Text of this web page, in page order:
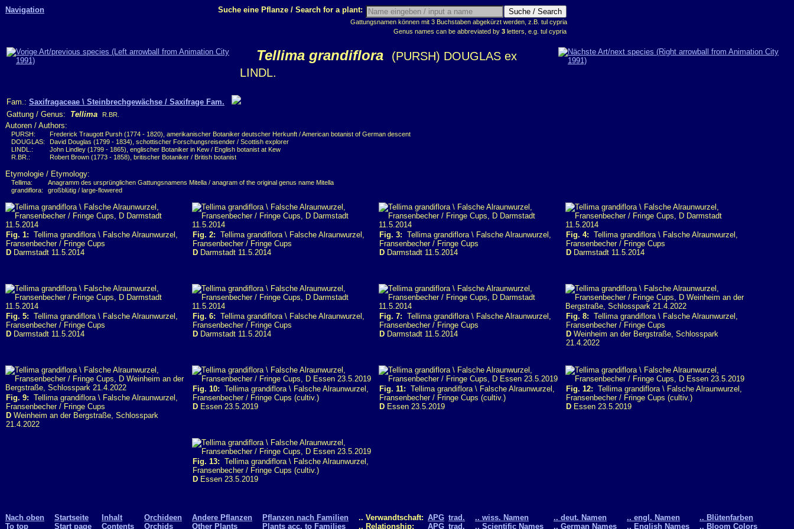
Navigation Suche eine Pflanze / Search for a plant:
Gattungsnamen können mit 3 Buchstaben abgekürzt werden, z.B. tul cypria
Genus names can be abbreviated by 3 letters, e.g. tul cypria
Tellima grandiflora
(PURSH) DOUGLAS ex
LINDL.
Fam.: Saxifragaceae \ Steinbrechgewächse / Saxifrage Fam.
Gattung / Genus: Tellima R.BR.
Autoren / Authors:
PURSH:
Frederick Traugott Pursh (1774 - 1820), amerikanischer Botaniker deutscher Herkunft / American botanist of German descent
DOUGLAS:
David Douglas (1799 - 1834), schottischer Forschungsreisender / Scottish explorer
LINDL.:
John Lindley (1799 - 1865), englischer Botaniker in Kew / English botanist at Kew
R.BR.:
Robert Brown (1773 - 1858), britischer Botaniker / British botanist
Etymologie / Etymology:
Tellima:
Anagramm des ursprünglichen Gattungsnamens Mitella / anagram of the original genus name Mitella
grandiflora:
großblütig / large-flowered
Fig. 1: Tellima grandiflora \ Falsche Alraunwurzel,
Fransenbecher / Fringe Cups
D Darmstadt 11.5.2014
Fig. 2: Tellima grandiflora \ Falsche Alraunwurzel,
Fransenbecher / Fringe Cups
D Darmstadt 11.5.2014
Fig. 3: Tellima grandiflora \ Falsche Alraunwurzel,
Fransenbecher / Fringe Cups
D Darmstadt 11.5.2014
Fig. 4: Tellima grandiflora \ Falsche Alraunwurzel,
Fransenbecher / Fringe Cups
D Darmstadt 11.5.2014
Fig. 5: Tellima grandiflora \ Falsche Alraunwurzel,
Fransenbecher / Fringe Cups
D Darmstadt 11.5.2014
Fig. 6: Tellima grandiflora \ Falsche Alraunwurzel,
Fransenbecher / Fringe Cups
D Darmstadt 11.5.2014
Fig. 7: Tellima grandiflora \ Falsche Alraunwurzel,
Fransenbecher / Fringe Cups
D Darmstadt 11.5.2014
Fig. 8: Tellima grandiflora \ Falsche Alraunwurzel,
Fransenbecher / Fringe Cups
D Weinheim an der Bergstraße, Schlosspark
21.4.2022
Fig. 9: Tellima grandiflora \ Falsche Alraunwurzel,
Fransenbecher / Fringe Cups
D Weinheim an der Bergstraße, Schlosspark
21.4.2022
Fig. 10: Tellima grandiflora \ Falsche Alraunwurzel,
Fransenbecher / Fringe Cups (cultiv.)
D Essen 23.5.2019
Fig. 11: Tellima grandiflora \ Falsche Alraunwurzel,
Fransenbecher / Fringe Cups (cultiv.)
D Essen 23.5.2019
Fig. 12: Tellima grandiflora \ Falsche Alraunwurzel,
Fransenbecher / Fringe Cups (cultiv.)
D Essen 23.5.2019
Fig. 13: Tellima grandiflora \ Falsche Alraunwurzel,
Fransenbecher / Fringe Cups (cultiv.)
D Essen 23.5.2019
Nach oben
To top
Startseite
Start page
Inhalt
Contents
Orchideen
Orchids
Andere Pflanzen
Other Plants
Pflanzen nach Familien
Plants acc. to Families
.. Verwandtschaft:
.. Relationship:
APG
APG
trad.
trad.
.. wiss. Namen
.. Scientific Names
.. deut. Namen
.. German Names
.. engl. Namen
.. English Names
.. Blütenfarben
.. Bloom Colors